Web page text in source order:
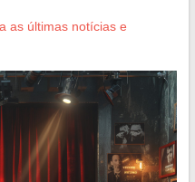
as últimas notícias e